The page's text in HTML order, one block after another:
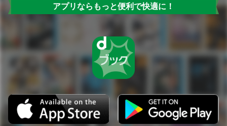
アプリならもっと便利で快適に！